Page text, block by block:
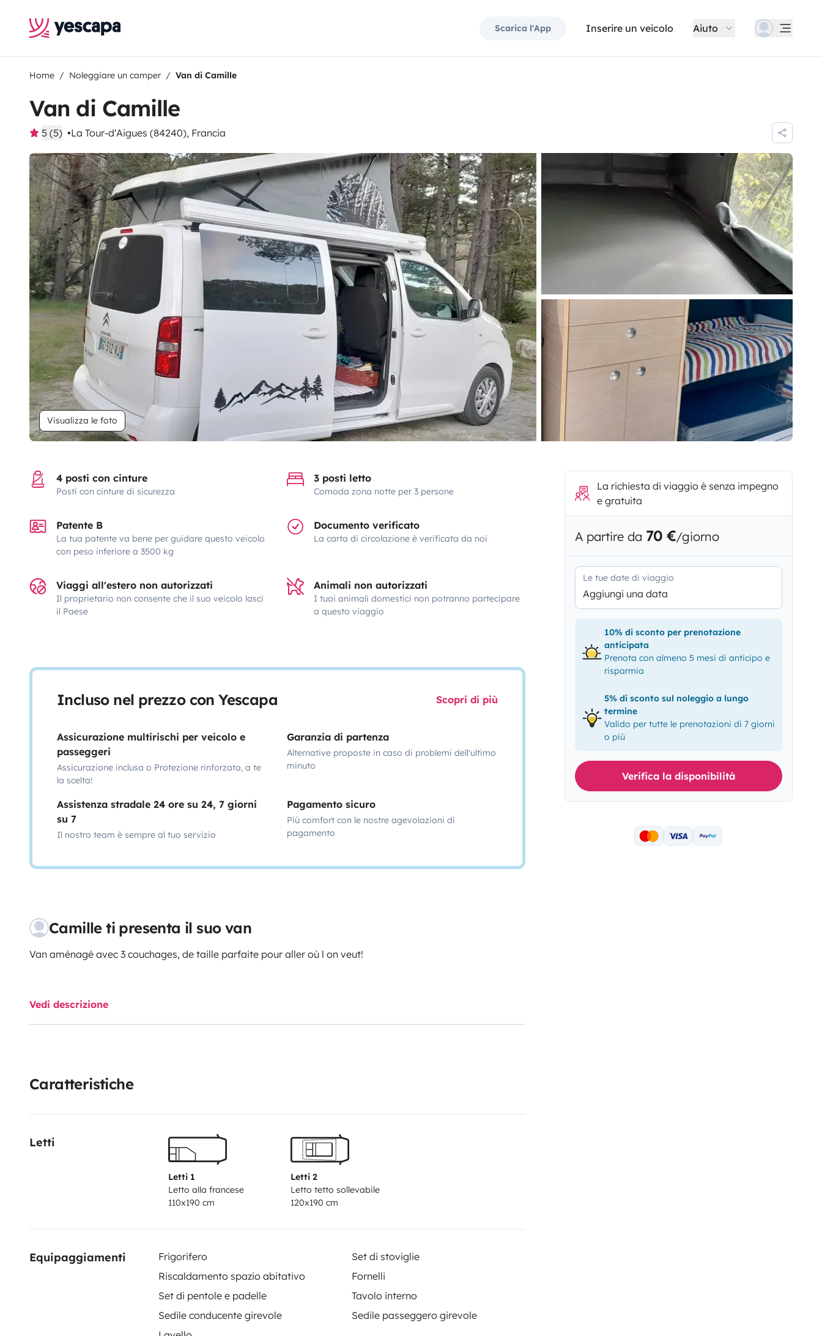
Scarica l'App Inserire un veicolo Aiuto
Home Noleggiare un camper Van di Camille
Van di Camille
5 (5) La Tour-d'Aigues (84240), Francia
Visualizza le foto
4 posti con cinture
Posti con cinture di sicurezza
3 posti letto
Comoda zona notte per 3 persone
Patente B
La tua patente va bene per guidare questo veicolo
con peso inferiore a 3500 kg
Documento verificato
La carta di circolazione è verificata da noi
Viaggi all'estero non autorizzati
Il proprietario non consente che il suo veicolo lasci
il Paese
Animali non autorizzati
I tuoi animali domestici non potranno partecipare
a questo viaggio
Incluso nel prezzo con Yescapa Scopri di più
Assicurazione multirischi per veicolo e
passeggeri
Assicurazione inclusa o Protezione rinforzata, a te
la scelta!
Garanzia di partenza
Alternative proposte in caso di problemi dell'ultimo
minuto
Assistenza stradale 24 ore su 24, 7 giorni
su 7
Il nostro team è sempre al tuo servizio
Pagamento sicuro
Più comfort con le nostre agevolazioni di
pagamento
Camille ti presenta il suo van
Van aménagé avec 3 couchages, de taille parfaite pour aller où l on veut!
Vedi descrizione
Caratteristiche
Letti
Letti 1
Letto alla francese
110x190 cm
Letti 2
Letto tetto sollevabile
120x190 cm
Equipaggiamenti Frigorifero
Set di stoviglie
Riscaldamento spazio abitativo
Fornelli
Set di pentole e padelle
Tavolo interno
Sedile conducente girevole
Sedile passeggero girevole
La richiesta di viaggio è senza impegno
e gratuita
A partire da 70 €/giorno
Le tue date di viaggio
Aggiungi una data
10% di sconto per prenotazione
anticipata
Prenota con almeno 5 mesi di anticipo e
risparmia
5% di sconto sul noleggio a lungo
termine
Valido per tutte le prenotazioni di 7 giorni
o più
Verifica la disponibilità